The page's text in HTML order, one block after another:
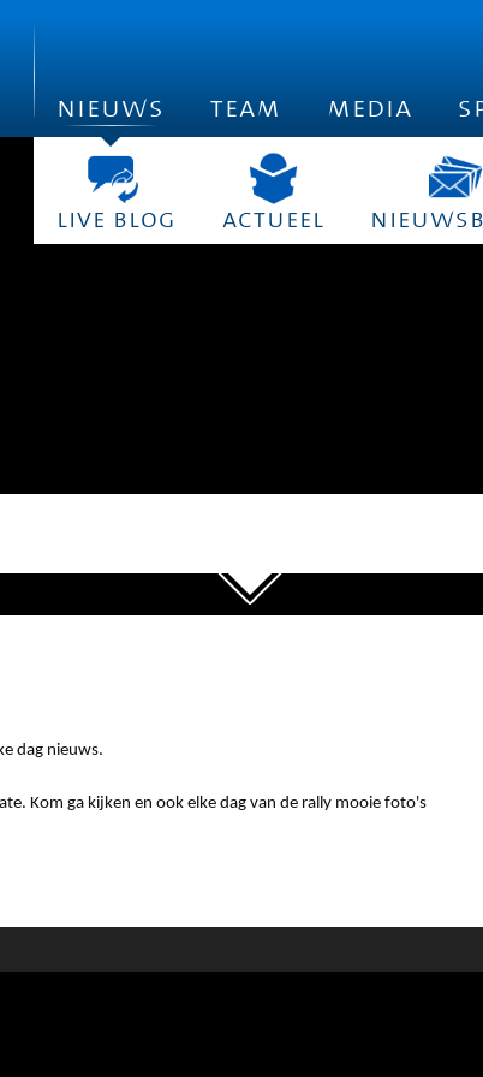
nieuws
live blog actueel
team media
dag nieuws.
Kom ga kijken en ook elke dag van de rally mooie foto's